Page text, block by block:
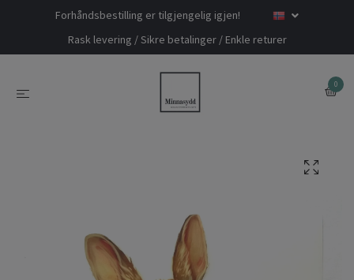
Forhåndsbestilling er tilgjengelig igjen!
Rask levering / Sikre betalinger / Enkle returer
0